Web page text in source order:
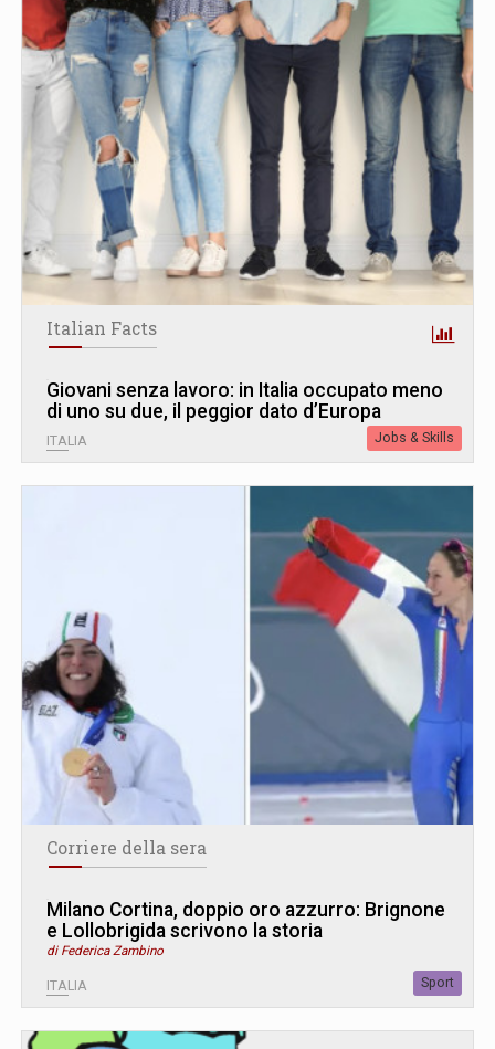
Italian Facts
Giovani senza lavoro: in Italia occupato meno
di uno su due, il peggior dato d’Europa
ITALIA Jobs & Skills
Corriere della sera
Milano Cortina, doppio oro azzurro: Brignone
e Lollobrigida scrivono la storia
di Federica Zambino
ITALIA Sport